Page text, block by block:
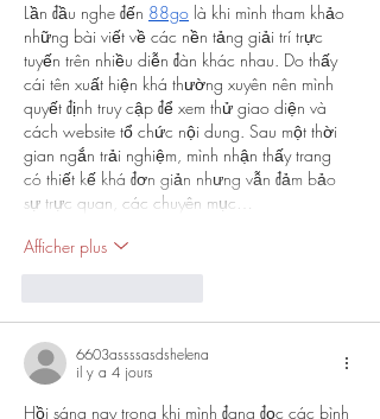
Lần đầu nghe đến 88go là khi mình tham khảo
những bài viết về các nền tảng giải trí trực
tuyến trên nhiều diễn đàn khác nhau. Do thấy
cái tên xuất hiện khá thường xuyên nên mình
quyết định truy cập để xem thử giao diện và
cách website tổ chức nội dung. Sau một thời
gian ngắn trải nghiệm, mình nhận thấy trang
có thiết kế khá đơn giản nhưng vẫn đảm bảo
sự trực quan, các chuyên mục…
Afficher plus
6603assssasdshelena
il y a 4 jours
Hồi sáng nay trong khi mình đang đọc các bình